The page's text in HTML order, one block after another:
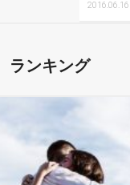
2016.06.16
ランキング